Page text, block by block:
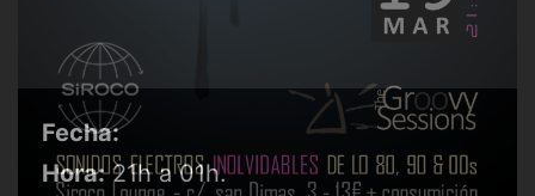
Fecha:
Hora:21h a 01h.